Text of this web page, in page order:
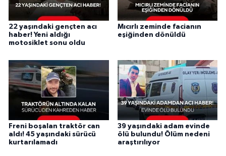
22 yaşındaki gençten acı
haber! Yeni aldığı
motosiklet sonu oldu
Mıcırlı zeminde facianın
eşiğinden dönüldü
Freni boşalan traktör can
aldı! 45 yaşındaki sürücü
kurtarılamadı
39 yaşındaki adam evinde
ölü bulundu! Ölüm nedeni
araştırılıyor